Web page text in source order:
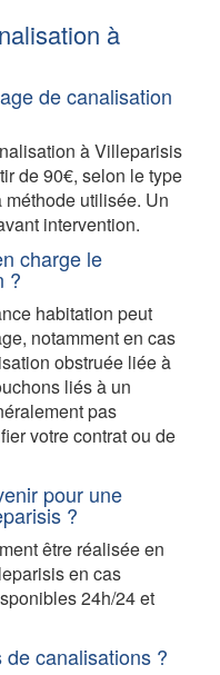
à
de canalisation
à Villeparisis
de 90€, selon le type
utilisée. Un
intervention.
charge le
?
habitation peut
notamment en cas
obstruée liée à
liés à un
pas
votre contrat ou de
pour une
?
être réalisée en
en cas
24h/24 et
canalisations ?